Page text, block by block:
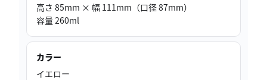
高さ 85mm × 幅 111mm（口径 87mm）
容量 260ml
カラー
イエロー